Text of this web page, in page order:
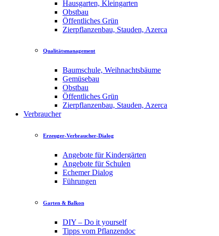
Hausgarten, Kleingarten
Obstbau
Öffentliches Grün
Zierpflanzenbau, Stauden, Azerca
Qualitätsmanagement
Baumschule, Weihnachtsbäume
Gemüsebau
Obstbau
Öffentliches Grün
Zierpflanzenbau, Stauden, Azerca
Verbraucher
Erzeuger-Verbraucher-Dialog
Angebote für Kindergärten
Angebote für Schulen
Echemer Dialog
Führungen
Garten & Balkon
DIY – Do it yourself
Tipps vom Pflanzendoc